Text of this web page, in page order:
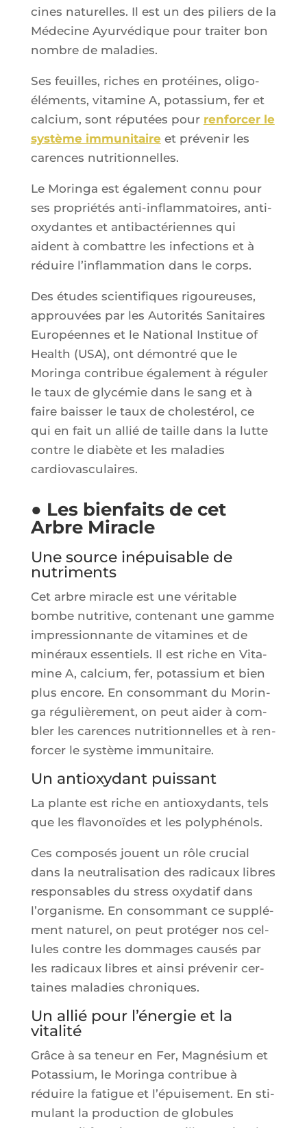
cines natu­relles. Il est un des piliers de la
Méde­cine Ayur­vé­dique pour trai­ter bon
nombre de maladies.
Ses feuilles, riches en pro­téines, oli­go-
élé­ments, vita­mine A, potas­sium, fer et
cal­cium, sont répu­tées pour ren­for­cer le
sys­tème immu­ni­taireet pré­ve­nir les
carences nutritionnelles.
Le Morin­ga est éga­le­ment connu pour
ses pro­prié­tés anti-inflam­ma­toires, anti­
oxy­dantes et anti­bac­té­riennes qui
aident à com­battre les infec­tions et à
réduire l’in­flam­ma­tion dans le corps.
Des études scien­ti­fiques rigou­reuses,
approu­vées par les Auto­ri­tés Sani­taires
Euro­péennes et le Natio­nal Ins­ti­tue of
Health (USA), ont démon­tré que le
Morin­ga contri­bue éga­le­ment à régu­ler
le taux de gly­cé­mie dans le sang et à
faire bais­ser le taux de cho­les­té­rol, ce
qui en fait un allié de taille dans la lutte
contre le dia­bète et les mala­dies
cardiovasculaires.
● Les bienfaits de cet
Arbre Miracle
Une source inépuisable de
nutriments
Cet arbre miracle est une véri­table
bombe nutri­tive, conte­nant une gamme
impres­sion­nante de vita­mines et de
miné­raux essen­tiels. Il est riche en Vita­
mine A, cal­cium, fer, potas­sium et bien
plus encore. En consom­mant du Morin­
ga régu­liè­re­ment, on peut aider à com­
bler les carences nutri­tion­nelles et à ren­
for­cer le sys­tème immunitaire.
Un antioxydant puissant
La plante est riche en anti­oxy­dants, tels
que les fla­vo­noïdes et les polyphénols.
Ces com­po­sés jouent un rôle cru­cial
dans la neu­tra­li­sa­tion des radi­caux libres
res­pon­sables du stress oxy­da­tif dans
l’or­ga­nisme. En consom­mant ce sup­plé­
ment natu­rel, on peut pro­té­ger nos cel­
lules contre les dom­mages cau­sés par
les radi­caux libres et ain­si pré­ve­nir cer­
taines mala­dies chroniques.
Un allié pour l’énergie et la
vitalité
Grâce à sa teneur en Fer, Magné­sium et
Potas­sium, le Morin­ga contri­bue à
réduire la fatigue et l’é­pui­se­ment. En sti­
mu­lant la pro­duc­tion de glo­bules